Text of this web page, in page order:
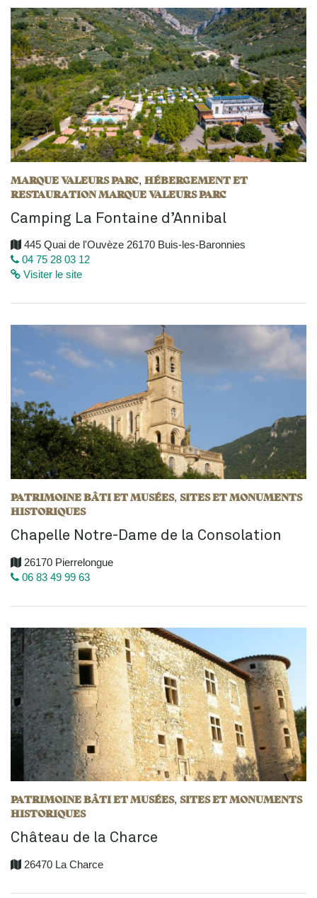
MARQUE VALEURS PARC, HÉBERGEMENT ET
RESTAURATION MARQUE VALEURS PARC
Camping La Fontaine d’Annibal
445 Quai de l'Ouvèze 26170 Buis-les-Baronnies
04 75 28 03 12
Visiter le site
PATRIMOINE BÂTI ET MUSÉES, SITES ET MONUMENTS
HISTORIQUES
Chapelle Notre-Dame de la Consolation
26170 Pierrelongue
06 83 49 99 63
PATRIMOINE BÂTI ET MUSÉES, SITES ET MONUMENTS
HISTORIQUES
Château de la Charce
26470 La Charce